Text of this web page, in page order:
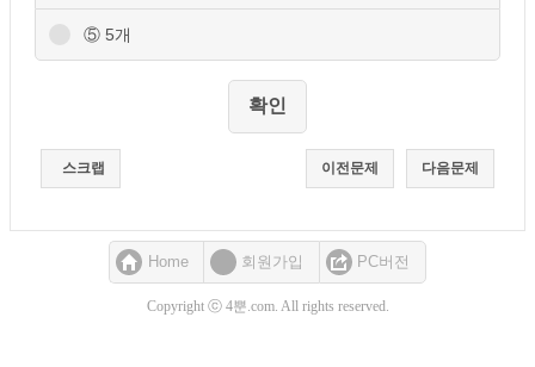
⑤ 5개
스크랩 다음문제
이전문제
Home 회원가입 PC버전
Copyright ⓒ 4뿐.com. All rights reserved.